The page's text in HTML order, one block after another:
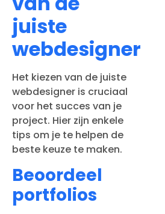
juiste
webdesigner
Het kiezen van de juiste
webdesigner is cruciaal
voor het succes van je
project. Hier zijn enkele
tips om je te helpen de
beste keuze te maken.
Beoordeel
portfolios